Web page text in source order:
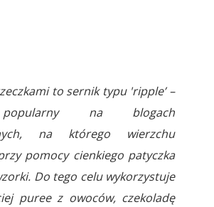
to sernik typu 'ripple’ –
na blogach
na którego wierzchu
pomocy cienkiego patyczka
Do tego celu wykorzystuje
puree z owoców, czekoladę